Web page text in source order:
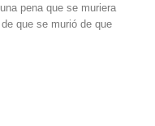
pena que se muriera
que se murió de que